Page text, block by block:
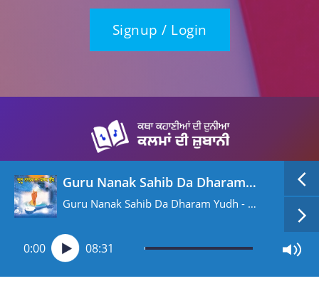
Signup / Login
Guru Nanak Sahib Da Dharam Yudh
Guru Nanak Sahib Da Dharam Yudh - Bhumika Ate Do Shabad
0:00 08:31
Copyright (c) 2026, All rights reserved, Awaaz Ghar